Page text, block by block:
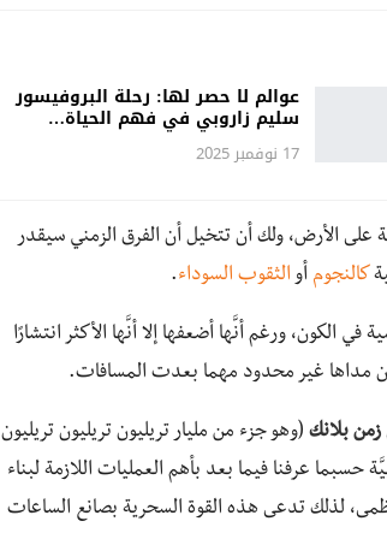
عوالم لا حصر لها: رحلة البروفيسور
سليم زاروبي في فهم الحياة…
17 نوفمبر 2025
تعادل ساعة على الأرض، ولك أن تتخيل أن الفرق الزمني سيقدر
كالنجوم أو الثقوب السوداء.
الكون، ورغم أنَّها أضعفها إلا أنَّها الأكثر انتشارًا
مداها غير محدود مهما بعدت المسافات.
زمن بلانك (وهو جزء من مليار تريليون تريليون تريليون
عرفنا فيما بعد بأهم العمليات اللازمة لبناء
لذلك تدعى هذه القوة السحرية بصانع الساعات